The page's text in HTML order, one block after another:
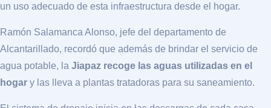
un uso adecuado de esta infraestructura desde el hogar.
Ramón Salamanca Alonso, jefe del departamento de
Alcantarillado, recordó que además de brindar el servicio de
agua potable, la Jiapaz recoge las aguas utilizadas en el
hogar y las lleva a plantas tratadoras para su saneamiento.